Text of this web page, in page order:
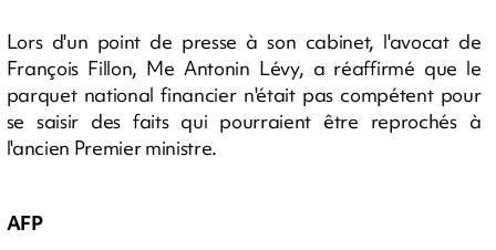
Lors d'un point de presse à son cabinet, l'avocat de
François Fillon, Me Antonin Lévy, a réaffirmé que le
parquet national financier n'était pas compétent pour
se saisir des faits qui pourraient être reprochés à
l'ancien Premier ministre.
AFP